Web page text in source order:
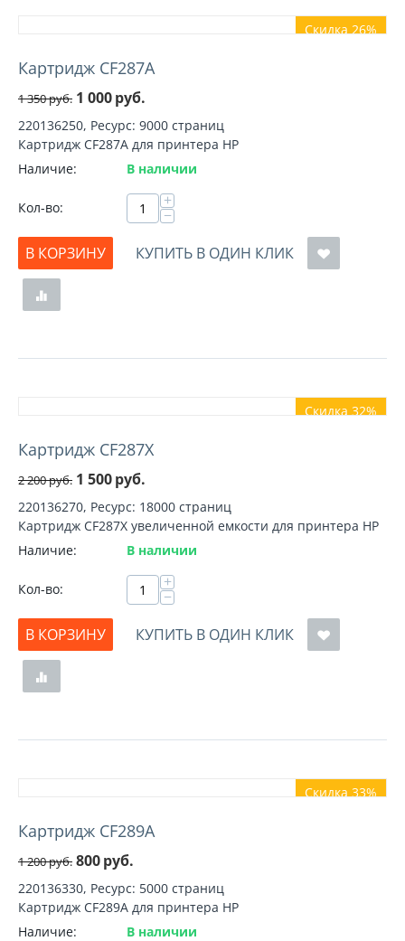
Скидка 26%
Картридж CF287A
1 350руб. 1 000руб.
220136250, Ресурс: 9000 страниц
Картридж CF287A для принтера HP
Наличие:
В наличии
Кол-во: +
−
В КОРЗИНУ
КУПИТЬ В ОДИН КЛИК
Скидка 32%
Картридж CF287X
2 200руб. 1 500руб.
220136270, Ресурс: 18000 страниц
Картридж CF287X увеличенной емкости для принтера HP
Наличие:
В наличии
Кол-во: +
−
В КОРЗИНУ
КУПИТЬ В ОДИН КЛИК
Скидка 33%
Картридж CF289A
1 200руб. 800руб.
220136330, Ресурс: 5000 страниц
Картридж CF289A для принтера HP
Наличие:
В наличии